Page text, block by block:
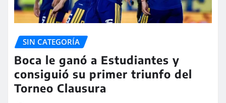
SIN CATEGORÍA
Boca le ganó a Estudiantes y
consiguió su primer triunfo del
Torneo Clausura